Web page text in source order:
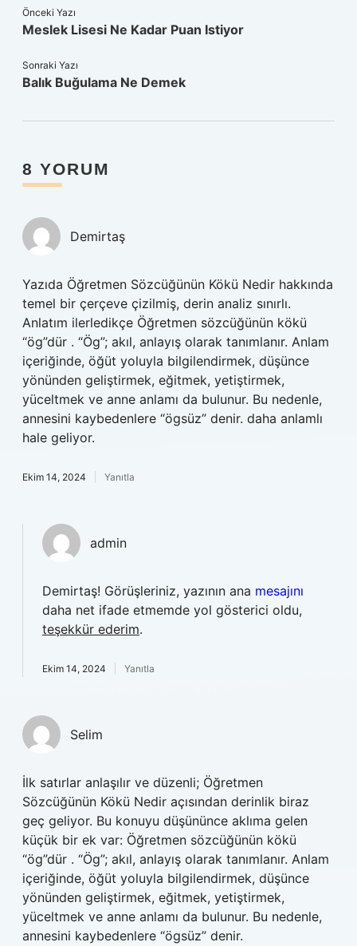
Önceki Yazı
Meslek Lisesi Ne Kadar Puan Istiyor
Sonraki Yazı
Balık Buğulama Ne Demek
8 YORUM
Demirtaş
Yazıda Öğretmen Sözcüğünün Kökü Nedir hakkında
temel bir çerçeve çizilmiş, derin analiz sınırlı.
Anlatım ilerledikçe Öğretmen sözcüğünün kökü
“ög”dür . “Ög”; akıl, anlayış olarak tanımlanır. Anlam
içeriğinde, öğüt yoluyla bilgilendirmek, düşünce
yönünden geliştirmek, eğitmek, yetiştirmek,
yüceltmek ve anne anlamı da bulunur. Bu nedenle,
annesini kaybedenlere “ögsüz” denir. daha anlamlı
hale geliyor.
Ekim 14, 2024 Yanıtla
admin
Demirtaş! Görüşleriniz, yazının ana mesajını
daha net ifade etmemde yol gösterici oldu,
teşekkür ederim.
Ekim 14, 2024 Yanıtla
Selim
İlk satırlar anlaşılır ve düzenli; Öğretmen
Sözcüğünün Kökü Nedir açısından derinlik biraz
geç geliyor. Bu konuyu düşününce aklıma gelen
küçük bir ek var: Öğretmen sözcüğünün kökü
“ög”dür . “Ög”; akıl, anlayış olarak tanımlanır. Anlam
içeriğinde, öğüt yoluyla bilgilendirmek, düşünce
yönünden geliştirmek, eğitmek, yetiştirmek,
yüceltmek ve anne anlamı da bulunur. Bu nedenle,
annesini kaybedenlere “ögsüz” denir.